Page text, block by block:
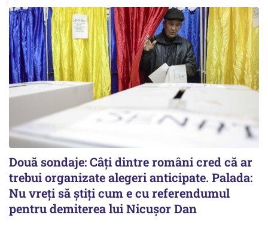
Două sondaje: Câți dintre români cred că ar
trebui organizate alegeri anticipate. Palada:
Nu vreți să știți cum e cu referendumul
pentru demiterea lui Nicușor Dan